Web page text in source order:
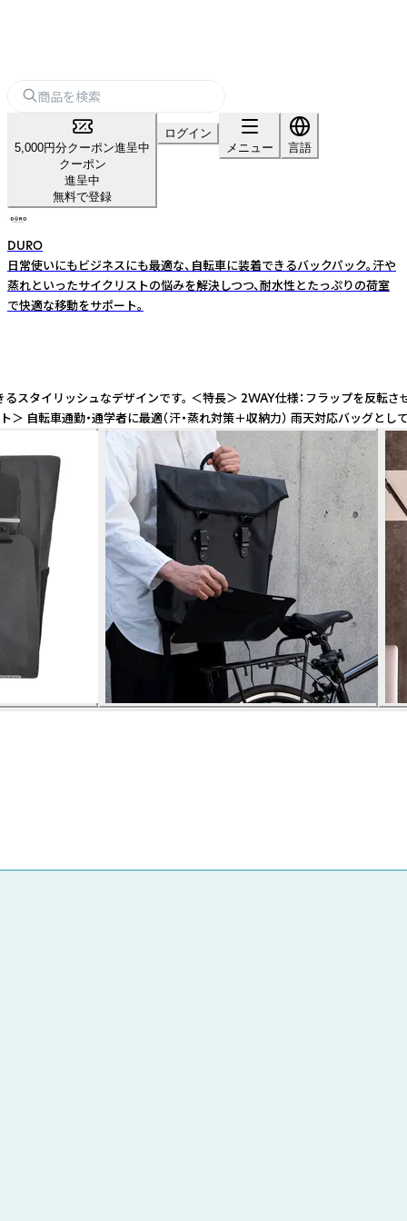
5,000円分クーポン進呈中
クーポン
進呈中
無料で登録
ログイン
メニュー
言語
DURO
日常使いにもビジネスにも最適な、自転車に装着できるバックパック。汗や
蒸れといったサイクリストの悩みを解決しつつ、耐水性とたっぷりの荷室
で快適な移動をサポート。
イリッシュなデザインです。 ＜特長＞ 2WAY仕様：フラップを
車通勤・通学者に最適（汗・蒸れ対策＋収納力） 雨天対応バッグ